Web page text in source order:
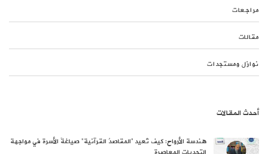
مراجعات
مقالات
نوازل ومستجدات
أحدث المقالات
هندسة الأرواح: كيف تُعيد “المقاصدُ القرآنية” صياغةَ الأسرة في مواجهة